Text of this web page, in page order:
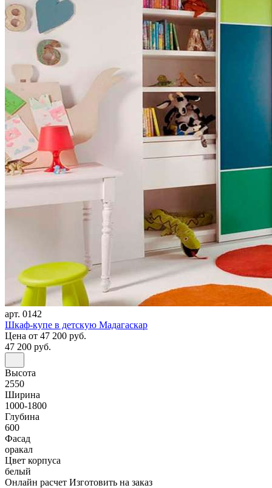
арт. 0142
Шкаф-купе в детскую Мадагаскар
Цена от 47 200 руб.
47 200 руб.
Высота
2550
Ширина
1000-1800
Глубина
600
Фасад
оракал
Цвет корпуса
белый
Онлайн расчет Изготовить на заказ